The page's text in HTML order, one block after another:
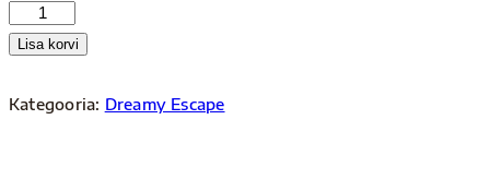
Dreamy
Escape
kogus
Lisa korvi
Kategooria: Dreamy Escape